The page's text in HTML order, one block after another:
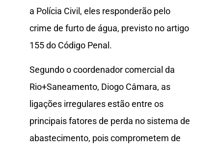
a Polícia Civil, eles responderão pelo
crime de furto de água, previsto no artigo
155 do Código Penal.
Segundo o coordenador comercial da
Rio+Saneamento, Diogo Câmara, as
ligações irregulares estão entre os
principais fatores de perda no sistema de
abastecimento, pois comprometem de